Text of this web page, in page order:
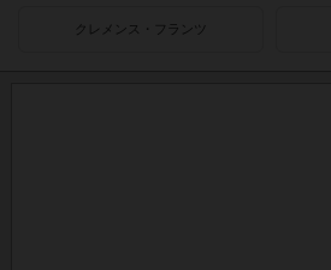
クレメンス・フランツ